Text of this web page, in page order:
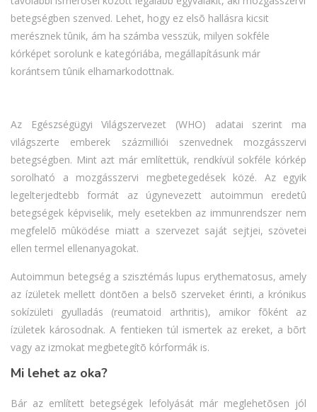
betegségben szenved. Lehet, hogy ez elsõ hallásra kicsit
merésznek tûnik, ám ha számba vesszük, milyen sokféle
kórképet sorolunk e kategóriába, megállapításunk már
korántsem tûnik elhamarkodottnak.
Az Egészségügyi Világszervezet (WHO) adatai szerint ma
világszerte emberek százmilliói szenvednek mozgásszervi
betegségben. Mint azt már említettük, rendkívül sokféle kórkép
sorolható a mozgásszervi megbetegedések közé. Az egyik
legelterjedtebb formát az úgynevezett autoimmun eredetû
betegségek képviselik, mely esetekben az immunrendszer nem
megfelelõ mûködése miatt a szervezet saját sejtjei, szövetei
ellen termel ellenanyagokat.
Autoimmun betegség a szisztémás lupus erythematosus, amely
az ízületek mellett döntõen a belsõ szerveket érinti, a krónikus
sokízületi gyulladás (reumatoid arthritis), amikor fõként az
ízületek károsodnak. A fentieken túl ismertek az ereket, a bõrt
vagy az izmokat megbetegítõ kórformák is.
Mi lehet az oka?
Bár az említett betegségek lefolyását már meglehetõsen jól